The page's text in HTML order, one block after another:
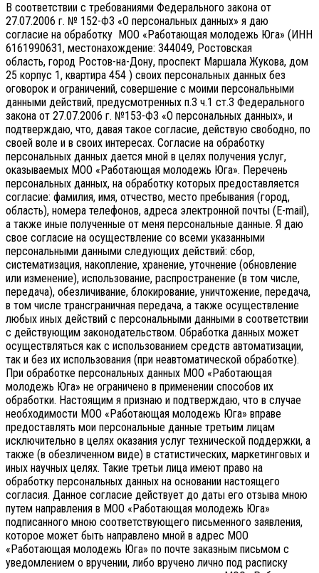
В соответствии с требованиями Федерального закона от
27.07.2006 г. № 152-ФЗ «О персональных данных» я даю
согласие на обработку МОО «Работающая молодежь Юга» (ИНН
6161990631, местонахождение: 344049, Ростовская
область, город Ростов-на-Дону, проспект Маршала Жукова, дом
25 корпус 1, квартира 454 ) своих персональных данных без
оговорок и ограничений, совершение с моими персональными
данными действий, предусмотренных п.3 ч.1 ст.3 Федерального
закона от 27.07.2006 г. №153-ФЗ «О персональных данных», и
подтверждаю, что, давая такое согласие, действую свободно, по
своей воле и в своих интересах. Согласие на обработку
персональных данных дается мной в целях получения услуг,
оказываемых МОО «Работающая молодежь Юга». Перечень
персональных данных, на обработку которых предоставляется
согласие: фамилия, имя, отчество, место пребывания (город,
область), номера телефонов, адреса электронной почты (E-mail),
а также иные полученные от меня персональные данные. Я даю
свое согласие на осуществление со всеми указанными
персональными данными следующих действий: сбор,
систематизация, накопление, хранение, уточнение (обновление
или изменение), использование, распространение (в том числе,
передача), обезличивание, блокирование, уничтожение, передача,
в том числе трансграничная передача, а также осуществление
любых иных действий с персональными данными в соответствии
с действующим законодательством. Обработка данных может
осуществляться как с использованием средств автоматизации,
так и без их использования (при неавтоматической обработке).
При обработке персональных данных МОО «Работающая
молодежь Юга» не ограничено в применении способов их
обработки. Настоящим я признаю и подтверждаю, что в случае
необходимости МОО «Работающая молодежь Юга» вправе
предоставлять мои персональные данные третьим лицам
исключительно в целях оказания услуг технической поддержки, а
также (в обезличенном виде) в статистических, маркетинговых и
иных научных целях. Такие третьи лица имеют право на
обработку персональных данных на основании настоящего
согласия. Данное согласие действует до даты его отзыва мною
путем направления в МОО «Работающая молодежь Юга»
подписанного мною соответствующего письменного заявления,
которое может быть направлено мной в адрес МОО
«Работающая молодежь Юга» по почте заказным письмом с
уведомлением о вручении, либо вручено лично под расписку